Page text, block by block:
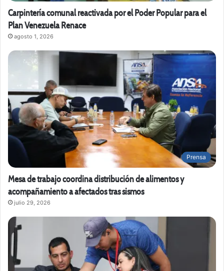
Carpintería comunal reactivada por el Poder Popular para el
Plan Venezuela Renace
agosto 1, 2026
Prensa
Mesa de trabajo coordina distribución de alimentos y
acompañamiento a afectados tras sismos
julio 29, 2026